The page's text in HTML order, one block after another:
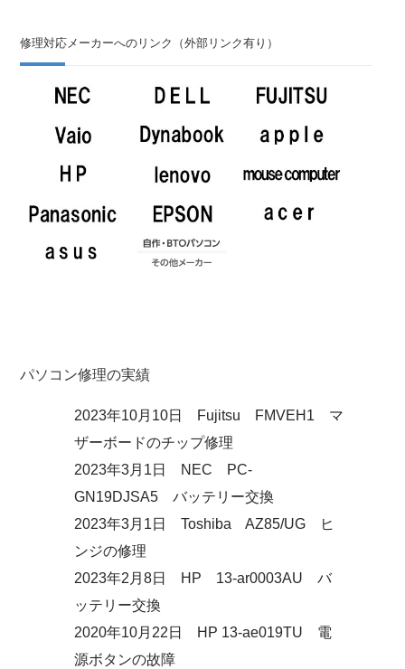
修理対応メーカーへのリンク（外部リンク有り）
パソコン修理の実績
2023年10月10日 Fujitsu FMVEH1 マ
ザーボードのチップ修理
2023年3月1日 NEC PC-
GN19DJSA5 バッテリー交換
2023年3月1日 Toshiba AZ85/UG ヒ
ンジの修理
2023年2月8日 HP 13-ar0003AU バ
ッテリー交換
2020年10月22日 HP 13-ae019TU 電
源ボタンの故障